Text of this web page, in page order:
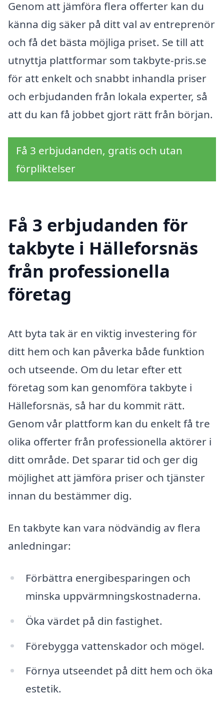
Genom att jämföra flera offerter kan du
känna dig säker på ditt val av entreprenör
och få det bästa möjliga priset. Se till att
utnyttja plattformar som takbyte-pris.se
för att enkelt och snabbt inhandla priser
och erbjudanden från lokala experter, så
att du kan få jobbet gjort rätt från början.
Få 3 erbjudanden, gratis och utan
förpliktelser
Få 3 erbjudanden för
takbyte i Hälleforsnäs
från professionella
företag
Att byta tak är en viktig investering för
ditt hem och kan påverka både funktion
och utseende. Om du letar efter ett
företag som kan genomföra takbyte i
Hälleforsnäs, så har du kommit rätt.
Genom vår plattform kan du enkelt få tre
olika offerter från professionella aktörer i
ditt område. Det sparar tid och ger dig
möjlighet att jämföra priser och tjänster
innan du bestämmer dig.
En takbyte kan vara nödvändig av flera
anledningar:
Förbättra energibesparingen och
minska uppvärmningskostnaderna.
Öka värdet på din fastighet.
Förebygga vattenskador och mögel.
Förnya utseendet på ditt hem och öka
estetik.